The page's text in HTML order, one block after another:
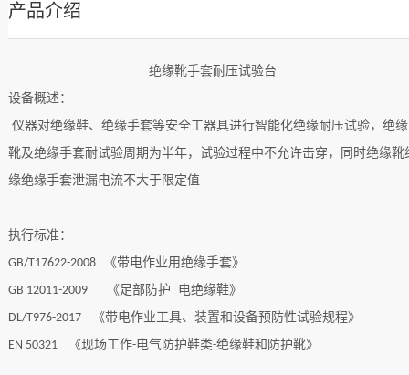
产品介绍
绝缘靴手套耐压试验台
设备概述：
仪器对绝缘鞋、绝缘手套等安全工器具进行智能化绝缘耐压试验，绝缘
靴及绝缘手套耐试验周期为半年，试验过程中不允许击穿，同时绝缘靴
缘绝缘手套泄漏电流不大于限定值
执行标准：
GB/T17622-2008 《带电作业用绝缘手套》
GB 12011-2009 《足部防护 电绝缘鞋》
DL/T976-2017 《带电作业工具、装置和设备预防性试验规程》
EN 50321 《现场工作-电气防护鞋类-绝缘鞋和防护靴》